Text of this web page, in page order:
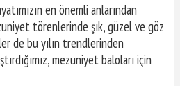
en önemli anlarından
törenlerinde şık, güzel ve göz
de bu yılın trendlerinden
mezuniyet baloları için